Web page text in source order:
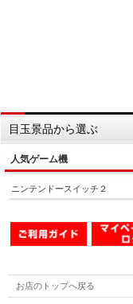
目玉景品から選ぶ
人気ゲーム機
ニンテンドースイッチ２
お店のトップへ戻る